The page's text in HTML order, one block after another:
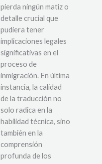
pierda ningún matiz o
detalle crucial que
pudiera tener
implicaciones legales
significativas en el
proceso de
inmigración. En última
instancia, la calidad
de la traducción no
solo radica en la
habilidad técnica, sino
también en la
comprensión
profunda de los